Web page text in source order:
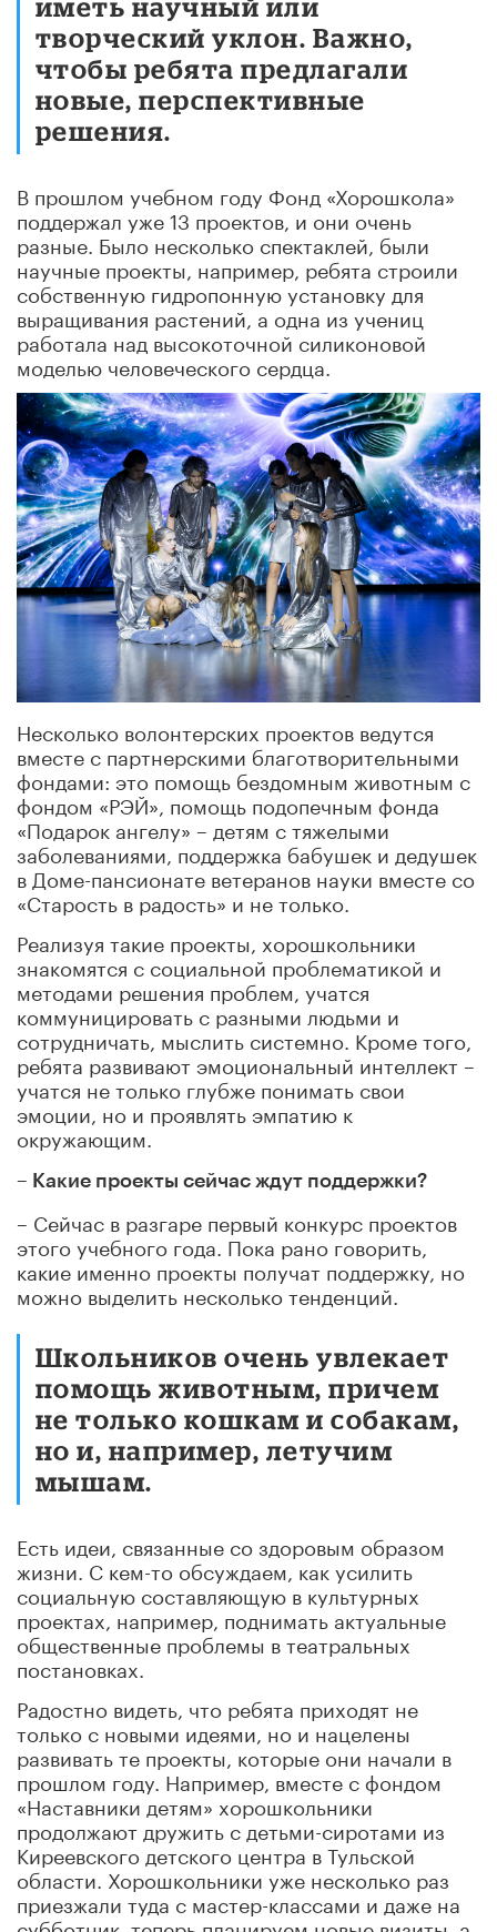
иметь научный или
творческий уклон. Важно,
чтобы ребята предлагали
новые, перспективные
решения.
В прошлом учебном году Фонд «Хорошкола»
поддержал уже 13 проектов, и они очень
разные. Было несколько спектаклей, были
научные проекты, например, ребята строили
собственную гидропонную установку для
выращивания растений, а одна из учениц
работала над высокоточной силиконовой
моделью человеческого сердца.
Несколько волонтерских проектов ведутся
вместе с партнерскими благотворительными
фондами: это помощь бездомным животным с
фондом «РЭЙ», помощь подопечным фонда
«Подарок ангелу» – детям с тяжелыми
заболеваниями, поддержка бабушек и дедушек
в Доме-пансионате ветеранов науки вместе со
«Старость в радость» и не только.
Реализуя такие проекты, хорошкольники
знакомятся с социальной проблематикой и
методами решения проблем, учатся
коммуницировать с разными людьми и
сотрудничать, мыслить системно. Кроме того,
ребята развивают эмоциональный интеллект –
учатся не только глубже понимать свои
эмоции, но и проявлять эмпатию к
окружающим.
– Какие проекты сейчас ждут поддержки?
– Сейчас в разгаре первый конкурс проектов
этого учебного года. Пока рано говорить,
какие именно проекты получат поддержку, но
можно выделить несколько тенденций.
Школьников очень увлекает
помощь животным, причем
не только кошкам и собакам,
но и, например, летучим
мышам.
Есть идеи, связанные со здоровым образом
жизни. С кем-то обсуждаем, как усилить
социальную составляющую в культурных
проектах, например, поднимать актуальные
общественные проблемы в театральных
постановках.
Радостно видеть, что ребята приходят не
только с новыми идеями, но и нацелены
развивать те проекты, которые они начали в
прошлом году. Например, вместе с фондом
«Наставники детям» хорошкольники
продолжают дружить с детьми-сиротами из
Киреевского детского центра в Тульской
области. Хорошкольники уже несколько раз
приезжали туда с мастер-классами и даже на